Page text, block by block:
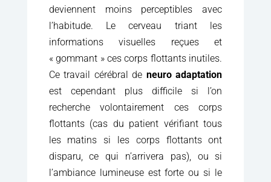
deviennent moins perceptibles avec
l’habitude. Le cerveau triant les
informations visuelles reçues et
« gommant » ces corps flottants inutiles.
Ce travail cérébral de neuro adaptation
est cependant plus difficile si l’on
recherche volontairement ces corps
flottants (cas du patient vérifiant tous
les matins si les corps flottants ont
disparu, ce qui n’arrivera pas), ou si
l’ambiance lumineuse est forte ou si le